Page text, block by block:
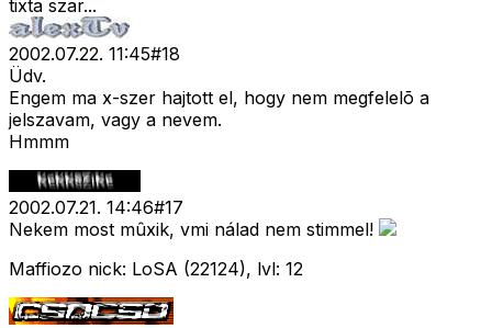
tixta szar...
2002.07.22. 11:45#18
Üdv.
Engem ma x-szer hajtott el, hogy nem megfelelõ a
jelszavam, vagy a nevem.
Hmmm
2002.07.21. 14:46#17
Nekem most mûxik, vmi nálad nem stimmel!
Maffiozo nick: LoSA (22124), lvl: 12